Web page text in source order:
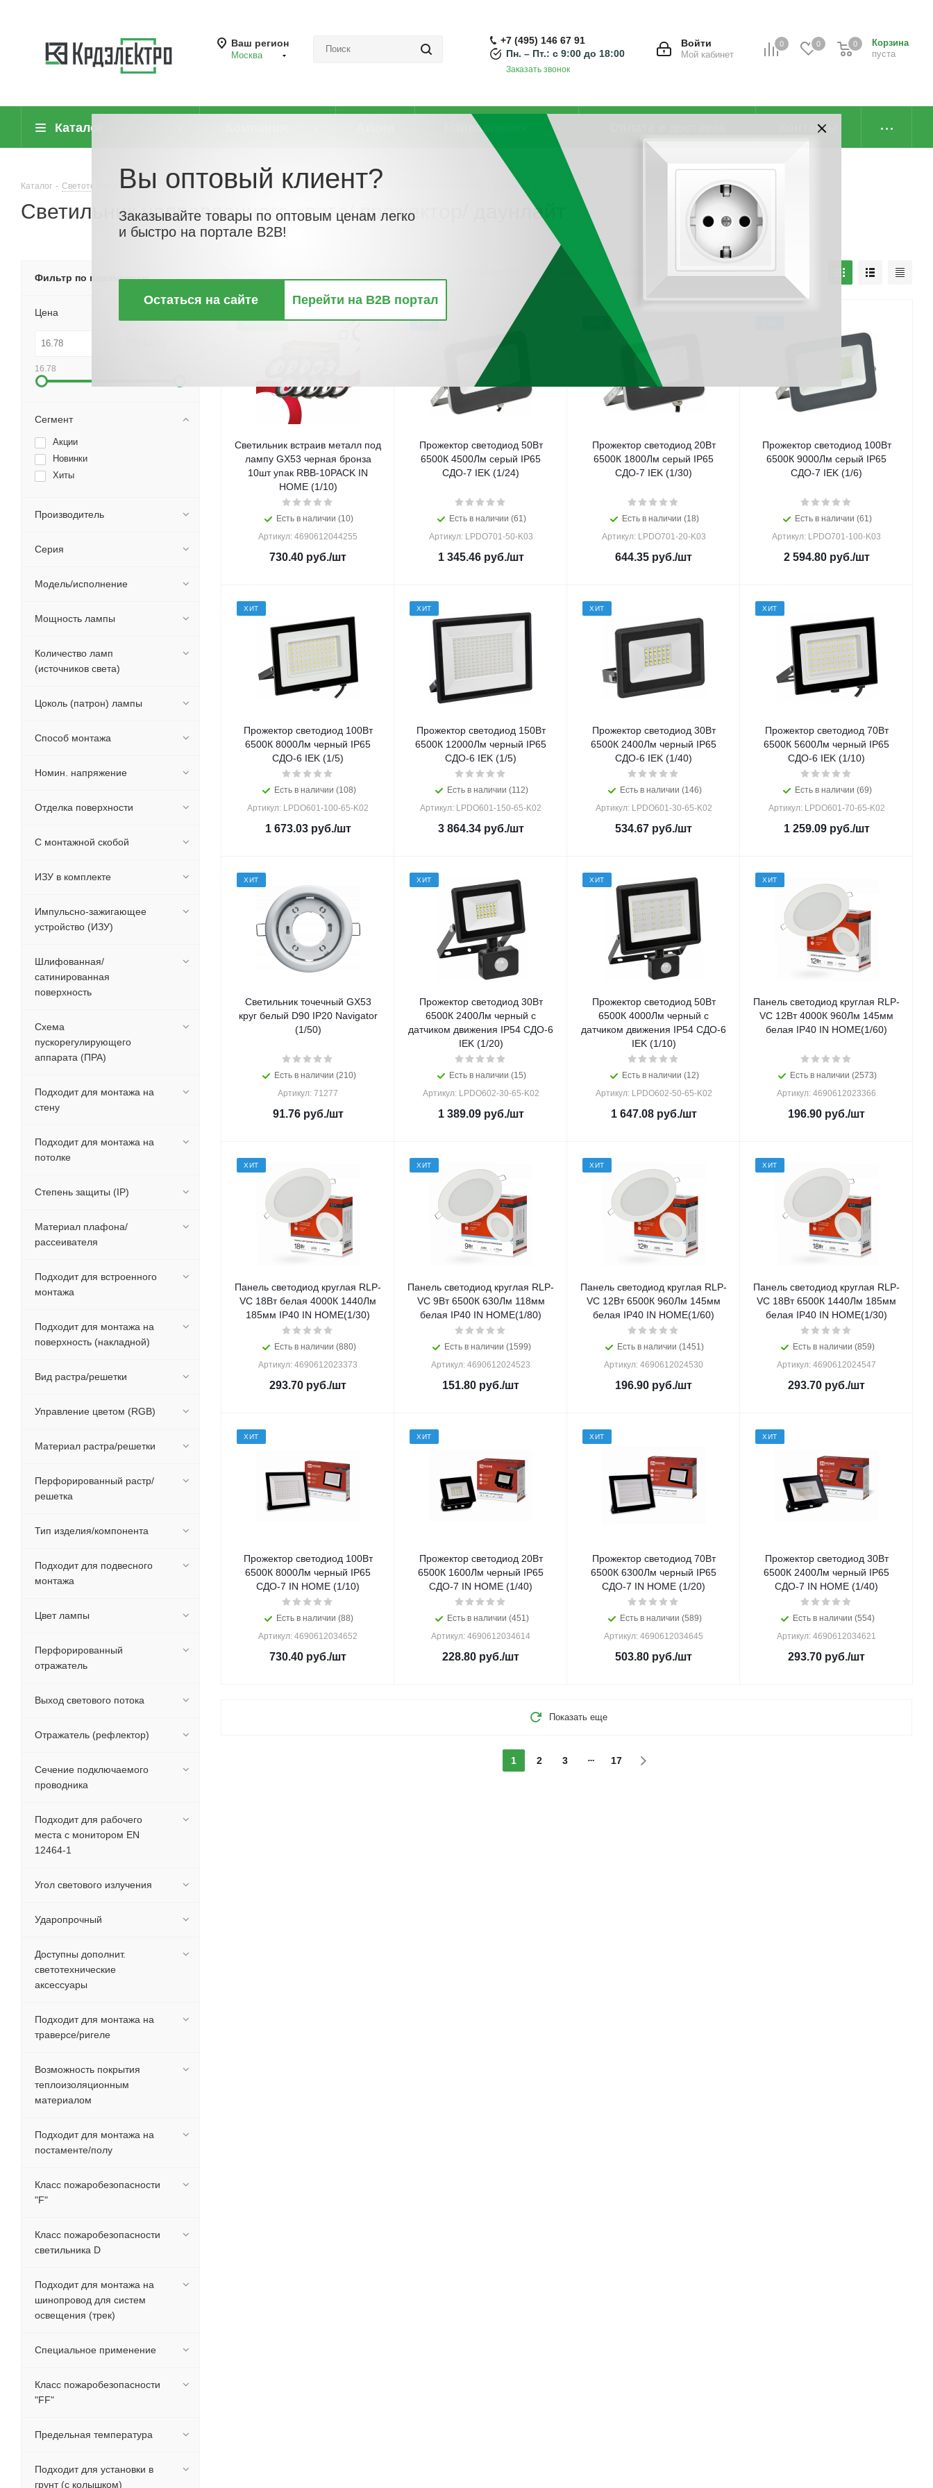
Ваш регион
Москва
0 0
Корзина
пуста
0
Войти
Мой кабинет
+7 (495) 146 67 91
Пн. – Пт.: с 9:00 до 18:00
Заказать звонок
Каталог Направления Контакты
Каталог - Светотехника - Прожекторы и светильники направленного света - Светильник направленного света/ прожектор/ даунлайт
Светильник направленного света/ прожектор/ даунлайт
По цене По наличию
НОВИНКА
Светильник встраив металл под
лампу GX53 черная бронза
10шт упак RBB-10PACK IN
HOME (1/10)
Есть в наличии (10)
Артикул: 4690612044255
730.40 руб./шт
ХИТ
Прожектор светодиод 50Вт
6500К 4500Лм серый IP65
СДО-7 IEK (1/24)
Есть в наличии (61)
Артикул: LPDO701-50-K03
1 345.46руб./шт
Прожектор светодиод 20Вт
6500К 1800Лм серый IP65
СДО-7 IEK (1/30)
Есть в наличии (18)
Артикул: LPDO701-20-K03
644.35 руб./шт
Прожектор светодиод 100Вт
6500К 9000Лм серый IP65
СДО-7 IEK (1/6)
Есть в наличии (61)
Артикул: LPDO701-100-K03
2 594.80руб./шт
ХИТ
Прожектор светодиод 100Вт
6500К 8000Лм черный IP65
СДО-6 IEK (1/5)
Есть в наличии (108)
Артикул: LPDO601-100-65-K02
1 673.03руб./шт
ХИТ
Прожектор светодиод 150Вт
6500К 12000Лм черный IP65
СДО-6 IEK (1/5)
Есть в наличии (112)
Артикул: LPDO601-150-65-K02
3 864.34руб./шт
ХИТ
Прожектор светодиод 30Вт
6500К 2400Лм черный IP65
СДО-6 IEK (1/40)
Есть в наличии (146)
Артикул: LPDO601-30-65-K02
534.67 руб./шт
ХИТ
Прожектор светодиод 70Вт
6500К 5600Лм черный IP65
СДО-6 IEK (1/10)
Есть в наличии (69)
Артикул: LPDO601-70-65-K02
1 259.09руб./шт
ХИТ
Светильник точечный GX53
круг белый D90 IP20 Navigator
(1/50)
Есть в наличии (210)
Артикул: 71277
91.76руб./шт
ХИТ
Прожектор светодиод 30Вт
6500К 2400Лм черный с
датчиком движения IP54 СДО-6
IEK (1/20)
Есть в наличии (15)
Артикул: LPDO602-30-65-K02
1 389.09руб./шт
ХИТ
Прожектор светодиод 50Вт
6500К 4000Лм черный с
датчиком движения IP54 СДО-6
IEK (1/10)
Есть в наличии (12)
Артикул: LPDO602-50-65-K02
1 647.08руб./шт
ХИТ
Панель светодиод круглая RLP-
VC 12Вт 4000К 960Лм 145мм
белая IP40 IN HOME(1/60)
Есть в наличии (2573)
Артикул: 4690612023366
196.90 руб./шт
ХИТ
Панель светодиод круглая RLP-
VC 18Вт белая 4000К 1440Лм
185мм IP40 IN HOME(1/30)
Есть в наличии (880)
Артикул: 4690612023373
293.70 руб./шт
ХИТ
Панель светодиод круглая RLP-
VC 9Вт 6500К 630Лм 118мм
белая IP40 IN HOME(1/80)
Есть в наличии (1599)
Артикул: 4690612024523
151.80 руб./шт
ХИТ
Панель светодиод круглая RLP-
VC 12Вт 6500К 960Лм 145мм
белая IP40 IN HOME(1/60)
Есть в наличии (1451)
Артикул: 4690612024530
196.90 руб./шт
ХИТ
Панель светодиод круглая RLP-
VC 18Вт 6500К 1440Лм 185мм
белая IP40 IN HOME(1/30)
Есть в наличии (859)
Артикул: 4690612024547
293.70 руб./шт
ХИТ
Прожектор светодиод 100Вт
6500К 8000Лм черный IP65
СДО-7 IN HOME (1/10)
Есть в наличии (88)
Артикул: 4690612034652
730.40 руб./шт
ХИТ
Прожектор светодиод 20Вт
6500К 1600Лм черный IP65
СДО-7 IN HOME (1/40)
Есть в наличии (451)
Артикул: 4690612034614
228.80 руб./шт
ХИТ
Прожектор светодиод 70Вт
6500К 6300Лм черный IP65
СДО-7 IN HOME (1/20)
Есть в наличии (589)
Артикул: 4690612034645
503.80 руб./шт
ХИТ
Прожектор светодиод 30Вт
6500К 2400Лм черный IP65
СДО-7 IN HOME (1/40)
Есть в наличии (554)
Артикул: 4690612034621
293.70 руб./шт
Показать еще
1 2 3 17
Фильтр по параметрам
Цена
16.78
Сегмент
Акции
Новинки
Хиты
Производитель
Серия
Модель/исполнение
Мощность лампы
Количество ламп
(источников света)
Цоколь (патрон) лампы
Способ монтажа
Номин. напряжение
Отделка поверхности
С монтажной скобой
ИЗУ в комплекте
Импульсно-зажигающее
устройство (ИЗУ)
Шлифованная/
сатинированная
поверхность
Схема
пускорегулирующего
аппарата (ПРА)
Подходит для монтажа на
стену
Подходит для монтажа на
потолке
Степень защиты (IP)
Материал плафона/
рассеивателя
Подходит для встроенного
монтажа
Подходит для монтажа на
поверхность (накладной)
Вид растра/решетки
Управление цветом (RGB)
Материал растра/решетки
Перфорированный растр/
решетка
Тип изделия/компонента
Подходит для подвесного
монтажа
Цвет лампы
Перфорированный
отражатель
Выход светового потока
Отражатель (рефлектор)
Сечение подключаемого
проводника
Подходит для рабочего
места с монитором EN
12464-1
Угол светового излучения
Ударопрочный
Доступны дополнит.
светотехнические
аксессуары
Подходит для монтажа на
траверсе/ригеле
Возможность покрытия
теплоизоляционным
материалом
Подходит для монтажа на
постаменте/полу
Класс пожаробезопасности
"F"
Класс пожаробезопасности
светильника D
Подходит для монтажа на
шинопровод для систем
освещения (трек)
Специальное применение
Класс пожаробезопасности
"FF"
Предельная температура
Подходит для установки в
грунт (с колышком)
Вы оптовый клиент?
Заказывайте товары по оптовым ценам легко
и быстро на портале B2B!
Остаться на сайте Перейти на B2B портал